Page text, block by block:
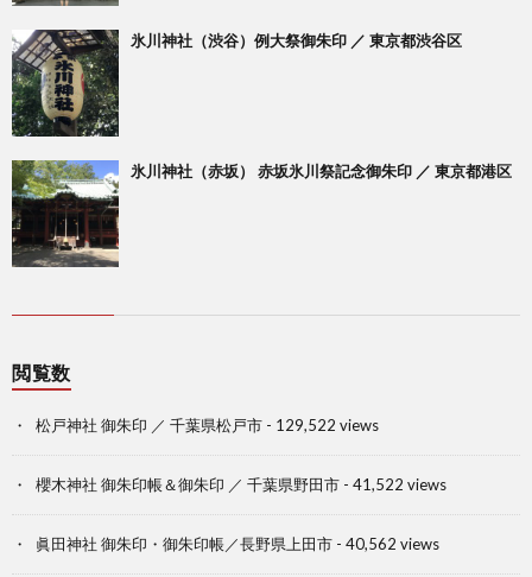
氷川神社（渋谷）例大祭御朱印 ／ 東京都渋谷区
氷川神社（赤坂） 赤坂氷川祭記念御朱印 ／ 東京都港区
閲覧数
松戸神社 御朱印 ／ 千葉県松戸市 - 129,522 views
櫻木神社 御朱印帳＆御朱印 ／ 千葉県野田市 - 41,522 views
眞田神社 御朱印・御朱印帳／長野県上田市 - 40,562 views